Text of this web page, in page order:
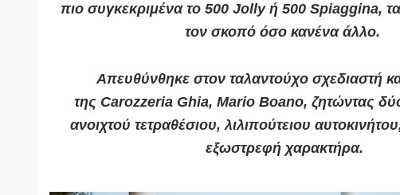
πιο συγκεκριμένα το 500 Jolly ή 500 Spiaggina,
τον σκοπό όσο κανένα άλλο.
Απευθύνθηκε στον ταλαντούχο σχεδιαστή
της Carozzeria Ghia, Mario Boano, ζητώντας
ανοιχτού τετραθέσιου, λιλιπούτειου
εξωστρεφή χαρακτήρα.